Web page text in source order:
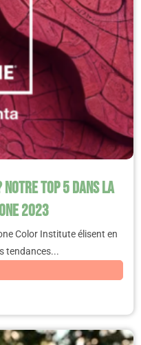
top 5 dans la
2023
Color Institute élisent en
tendances...